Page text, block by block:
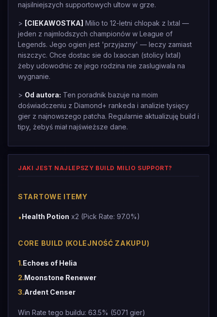
najsilniejszych supportowych ultow w grze.
> [CIEKAWOSTKA] Milio to 12-letni chlopak z Ixtal —
jeden z najmlodszych championów w League of
Legends. Jego ogien jest 'przyjazny' — leczy zamiast
niszczyc. Chce dostac sie do Ixaocan (stolicy Ixtal)
żeby udowodnic ze jego rodzina nie zaslugiwala na
wygnanie.
> Od autora: Ten poradnik bazuje na moim
doświadczeniu z Diamond+ rankeda i analizie tysięcy
gier z najnowszego patcha. Regularnie aktualizuję build i
tipy, żebyś miał najświeższe dane.
JAKI JEST NAJLEPSZY BUILD MILIO SUPPORT?
STARTOWE ITEMY
•Health Potion x2 (Pick Rate: 97.0%)
CORE BUILD (KOLEJNOŚĆ ZAKUPU)
1.Echoes of Helia
2.Moonstone Renewer
3.Ardent Censer
Win Rate tego buildu: 63.5% (5071 gier)